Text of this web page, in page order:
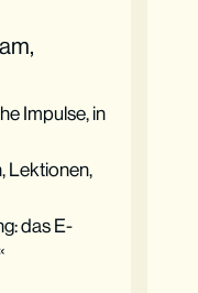
Impulse, in
Lektionen,
das E-